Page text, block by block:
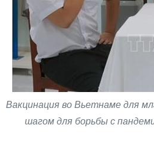
Вакцинация во Вьетнаме для
шагом для борьбы с